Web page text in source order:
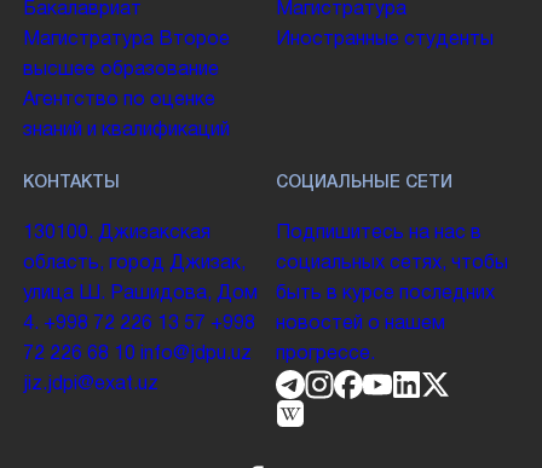
Бакалавриат
Магистратура Второе
высшее образование
Агентство по оценке
знаний и квалификаций
Магистратура
Иностранные студенты
КОНТАКТЫ
130100. Джизакская
область, город Джизак,
улица Ш. Рашидова, Дом
4. +998 72 226 13 57 +998
72 226 68 10
info@jdpu.uz
jiz.jdpi@exat.uz
СОЦИАЛЬНЫЕ СЕТИ
Подпишитесь на нас в
социальных сетях, чтобы
быть в курсе последних
новостей о нашем
прогрессе.